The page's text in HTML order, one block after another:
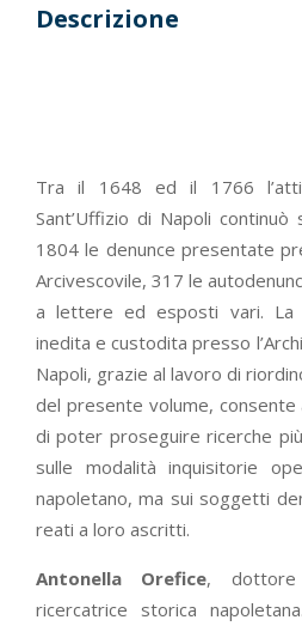
Descrizione
Tra il 1648 ed il 1766
Sant’Uffizio di Napoli continuò
1804 le denunce presentate
Arcivescovile, 317 le
a lettere ed esposti vari. La
inedita e custodita presso
Napoli, grazie al lavoro di
del presente volume,
di poter proseguire ricerche
sulle modalità inquisitorie
napoletano, ma sui soggetti
reati a loro ascritti.
Antonella Orefice,
ricercatrice storica